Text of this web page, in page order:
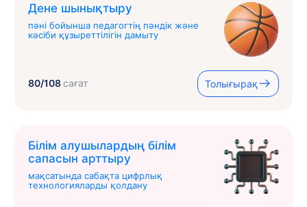
Дене шынықтыру
пәні бойынша педагогтің пәндік және
кәсіби құзыреттілігін дамыту
80/108сағат Толығырақ
Білім алушылардың білім
сапасын арттыру
мақсатында сабақта цифрлық
технологияларды қолдану